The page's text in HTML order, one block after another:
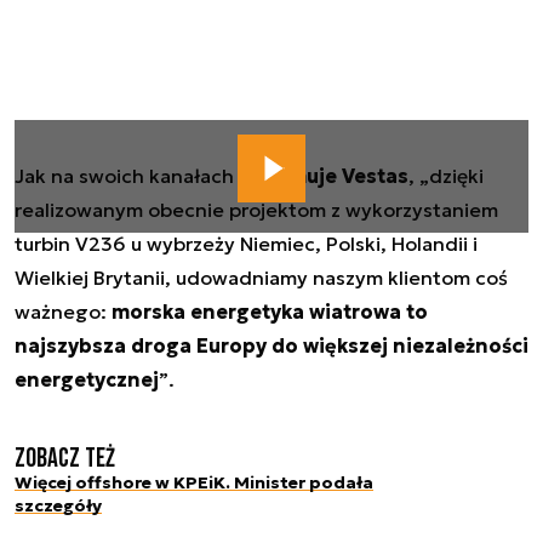
Jak na swoich kanałach informuje Vestas, „dzięki
realizowanym obecnie projektom z wykorzystaniem
turbin V236 u wybrzeży Niemiec, Polski, Holandii i
Wielkiej Brytanii, udowadniamy naszym klientom coś
ważnego: morska energetyka wiatrowa to
najszybsza droga Europy do większej niezależności
energetycznej”.
Zobacz też
Więcej offshore w KPEiK. Minister podała
szczegóły